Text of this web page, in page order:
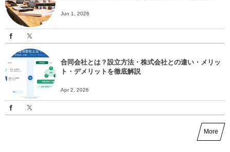
Jun 1, 2026
合同会社とは？設立方法・株式会社との違い・メリッ
ト・デメリットを徹底解説
Apr 2, 2026
More